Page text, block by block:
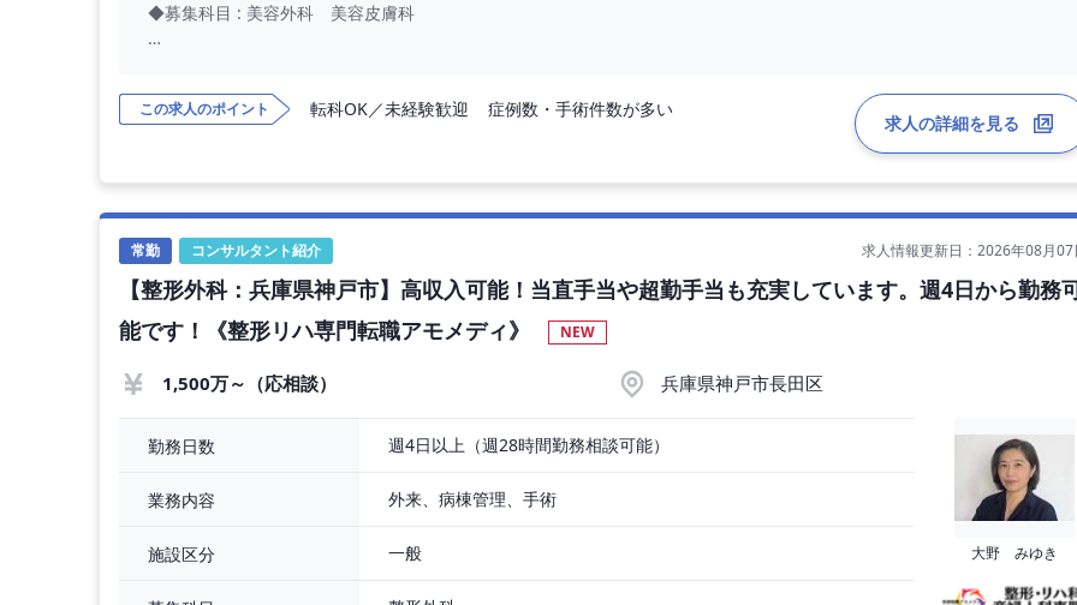
◆募集科目 : 美容外科 美容皮膚科
◆勤務時間 : 10：00～19：00（休憩1時間）
◆勤務内容：美容外科、美容皮膚科外来（問診、施術、手術等）
━━━━━━━ ■ 施設情報 ■ ━━━━━━━
◆施設区分 : 美容クリニック
この求人のポイント 転科OK／未経験歓迎 症例数・手術件数が多い
求人の詳細を見る
常勤 コンサルタント紹介 求人情報更新日：2026年08月07
【整形外科：兵庫県神戸市】高収入可能！当直手当や超勤手当も充実しています。週4日から勤務
能です！《整形リハ専門転職アモメディ》
NEW
1,500万～（応相談） 兵庫県神戸市長田区
勤務日数 週4日以上（週28時間勤務相談可能）
業務内容 外来、病棟管理、手術
施設区分 一般 大野 みゆき